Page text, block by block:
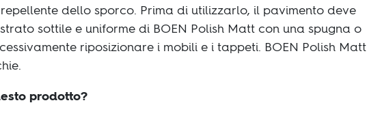
dello sporco. Prima di utilizzarlo, il pavimento deve
sottile e uniforme di BOEN Polish Matt con una spugna o
riposizionare i mobili e i tappeti. BOEN Polish Matt
prodotto?